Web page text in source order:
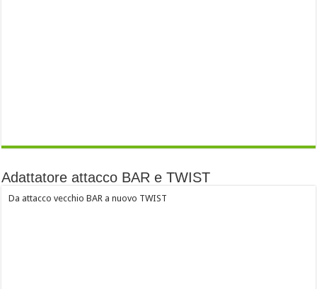
Adattatore attacco BAR e TWIST
Da attacco vecchio BAR a nuovo TWIST